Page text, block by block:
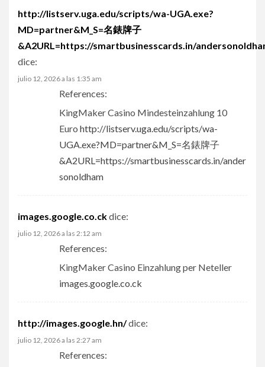
http://listserv.uga.edu/scripts/wa-UGA.exe?
MD=partner&M_S=名錶牌子
&A2URL=https://smartbusinesscards.in/
dice:
julio 12, 2026 a las 1:35 am
References:
KingMaker Casino Mindesteinzahlung 10
Euro http://listserv.uga.edu/scripts/wa-
UGA.exe?MD=partner&M_S=名錶牌子
&A2URL=https://smartbusinesscards.in/ander
sonoldham
images.google.co.ckdice:
julio 12, 2026 a las 2:12 am
References:
KingMaker Casino Einzahlung per Neteller
images.google.co.ck
http://images.google.hn/dice:
julio 12, 2026 a las 2:27 am
References: